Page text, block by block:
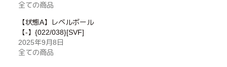
全ての商品
【状態A】レベルボール
【-】{022/038}[SVF]
2025年9月8日
全ての商品